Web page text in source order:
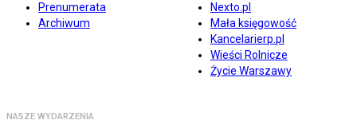
Prenumerata
Archiwum
Nexto.pl
Mała księgowość
Kancelarierp.pl
Wieści Rolnicze
Życie Warszawy
NASZE WYDARZENIA